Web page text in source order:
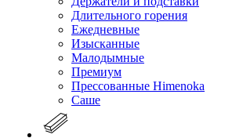
Длительного горения
Ежедневные
Изысканные
Малодымные
Премиум
Прессованные Himenoka
Саше